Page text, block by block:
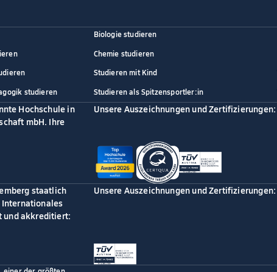
studieren
Biologie studieren
Chemie studieren
Studieren mit Kind
Studieren als Spitzensportler:in
Hochschule in
mbH. Ihre
Unsere Auszeichnungen und Zertifizierungen:
staatlich
Internationales
und akkreditiert:
Unsere Auszeichnungen und Zertifizierungen: